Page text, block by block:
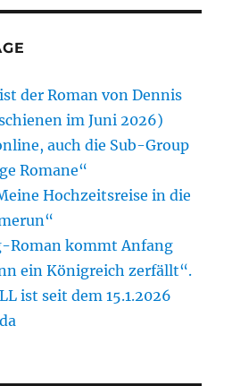
da
der Roman von Dennis
im Juni 2026)
auch die Sub-Group
Romane“
Hochzeitsreise in die
Roman kommt Anfang
ein Königreich zerfällt“.
ist seit dem 15.1.2026